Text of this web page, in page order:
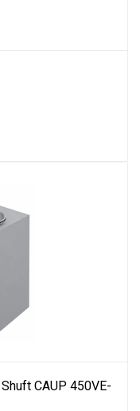
CAUP 450VE-